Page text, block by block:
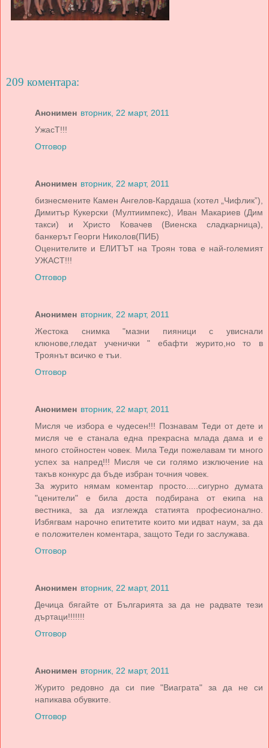
209 коментара:
Анонимен вторник, 22 март, 2011
УжасТ!!!
Отговор
Анонимен вторник, 22 март, 2011
бизнесмените Камен Ангелов-Кардаша (хотел „Чифлик”),
Димитър Кукерски (Мултиимпекс), Иван Макариев (Дим
такси) и Христо Ковачев (Виенска сладкарница),
банкерът Георги Николов(ПИБ)
Оценителите и ЕЛИТЪТ на Троян това е най-големият
УЖАСТ!!!
Отговор
Анонимен вторник, 22 март, 2011
Жестока снимка "мазни пияници с увиснали
клюнове,гледат ученички " ебафти журито,но то в
Троянът всичко е тъи.
Отговор
Анонимен вторник, 22 март, 2011
Мисля че избора е чудесен!!! Познавам Теди от дете и
мисля че е станала една прекрасна млада дама и е
много стойностен човек. Мила Теди пожелавам ти много
успех за напред!!! Мисля че си голямо изключение на
такъв конкурс да бъде избран точния човек.
За журито нямам коментар просто.....сигурно думата
"ценители" е била доста подбирана от екипа на
вестника, за да изглежда статията професионално.
Избягвам нарочно епитетите които ми идват наум, за да
е положителен коментара, защото Теди го заслужава.
Отговор
Анонимен вторник, 22 март, 2011
Дечица бягайте от Българията за да не радвате тези
дъртаци!!!!!!!
Отговор
Анонимен вторник, 22 март, 2011
Журито редовно да си пие "Виаграта" за да не си
напикава обувките.
Отговор